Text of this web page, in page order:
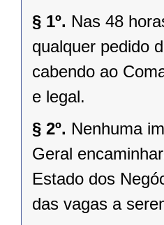
§ 1º. Nas 48
qualquer pedido
cabendo ao
e legal.
§ 2º. Nenhuma
Geral
Estado dos
das vagas a